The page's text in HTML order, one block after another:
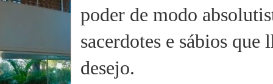
poder de modo
sacerdotes e sábios
desejo.